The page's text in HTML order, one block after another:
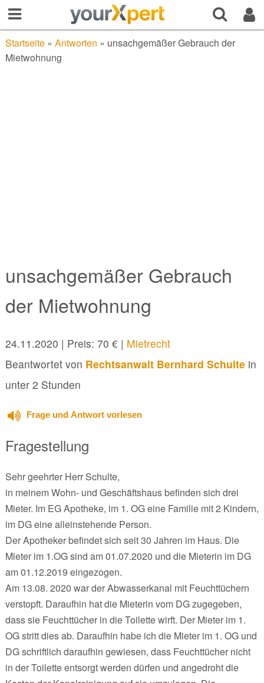
Startseite» Antworten » unsachgemäßer Gebrauch der
Mietwohnung
unsachgemäßer Gebrauch
der Mietwohnung
24.11.2020 | Preis: 70 € | Mietrecht
Beantwortet von Rechtsanwalt Bernhard Schultein
unter 2 Stunden
Frage und Antwort vorlesen
Fragestellung
Sehr geehrter Herr Schulte,
in meinem Wohn- und Geschäftshaus befinden sich drei
Mieter. Im EG Apotheke, im 1. OG eine Familie mit 2 Kindern,
im DG eine alleinstehende Person.
Der Apotheker befindet sich seit 30 Jahren im Haus. Die
Mieter im 1.OG sind am 01.07.2020 und die Mieterin im DG
am 01.12.2019 eingezogen.
Am 13.08. 2020 war der Abwasserkanal mit Feuchttüchern
verstopft. Daraufhin hat die Mieterin vom DG zugegeben,
dass sie Feuchttücher in die Toilette wirft. Der Mieter im 1.
OG stritt dies ab. Daraufhin habe ich die Mieter im 1. OG und
DG schriftlich daraufhin gewiesen, dass Feuchttücher nicht
in der Toilette entsorgt werden dürfen und angedroht die